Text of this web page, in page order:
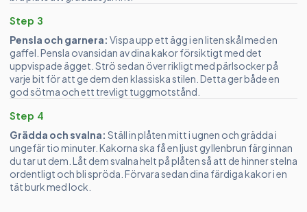
Step 3
Pensla och garnera: Vispa upp ett ägg i en liten skål med en
gaffel. Pensla ovansidan av dina kakor försiktigt med det
uppvispade ägget. Strö sedan över rikligt med pärlsocker på
varje bit för att ge dem den klassiska stilen. Detta ger både en
god sötma och ett trevligt tuggmotstånd.
Step 4
Grädda och svalna: Ställ in plåten mitt i ugnen och grädda i
ungefär tio minuter. Kakorna ska få en ljust gyllenbrun färg innan
du tar ut dem. Låt dem svalna helt på plåten så att de hinner stelna
ordentligt och bli spröda. Förvara sedan dina färdiga kakor i en
tät burk med lock.